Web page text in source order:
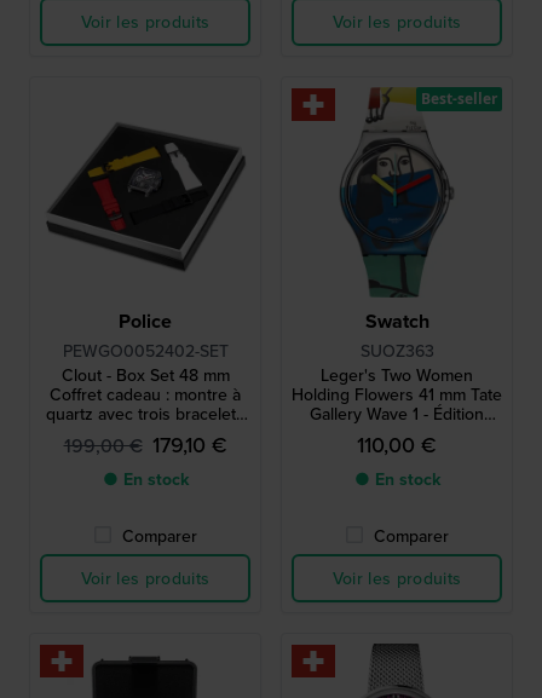
Voir les produits
Voir les produits
Police
PEWGO0052402-SET
Clout - Box Set 48 mm
Coffret cadeau : montre à
quartz avec trois bracelets
en silicone supplémentaires
199,00 € 179,10 €
● En stock
Comparer
Voir les produits
Swatch
SUOZ363
Leger's Two Women
Holding Flowers 41 mm Tate
Gallery Wave 1 - Édition
spéciale de la montre
Swatch
110,00 €
● En stock
Comparer
Voir les produits
Best-seller